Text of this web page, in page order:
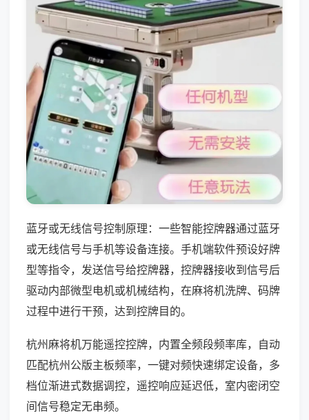
蓝牙或无线信号控制原理：一些智能控牌器通过蓝牙
或无线信号与手机等设备连接。手机端软件预设好牌
型等指令，发送信号给控牌器，控牌器接收到信号后
驱动内部微型电机或机械结构，在麻将机洗牌、码牌
过程中进行干预，达到控牌目的。
杭州麻将机万能遥控控牌，内置全频段频率库，自动
匹配杭州公版主板频率，一键对频快速绑定设备，多
档位渐进式数据调控，遥控响应延迟低，室内密闭空
间信号稳定无串频。